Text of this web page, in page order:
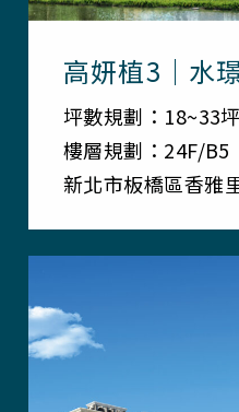
高妍植3｜水
坪數規劃：18~33坪
樓層規劃：24F/B5
新北市板橋區香雅